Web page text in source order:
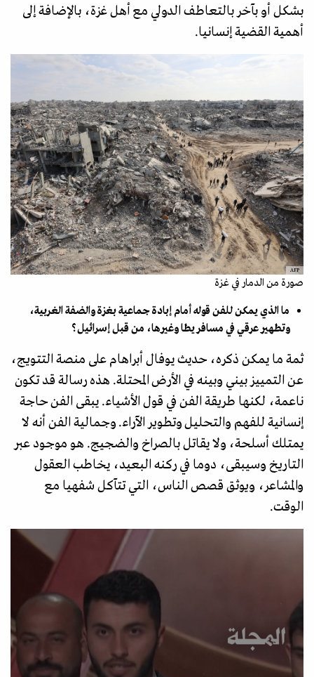
بشكل أو بآخر بالتعاطف الدولي مع أهل غزة، بالإضافة إلى
أهمية القضية إنسانيا.
AFP
صورة من الدمار في غزة
ما الذي يمكن للفن قوله أمام إبادة جماعية بغزة والضفة الغربية،
وتطهير عرقي في مسافر يطا وغيرها، من قبل إسرائيل؟
ثمة ما يمكن ذكره، حديث يوفال أبراهام على منصة التتويج،
عن التمييز بيني وبينه في الأرض المحتلة. هذه رسالة قد تكون
ناعمة، لكنها طريقة الفن في قول الأشياء. يبقى الفن حاجة
إنسانية للفهم والتحليل وتطوير الآراء. وجمالية الفن أنه لا
يمتلك أسلحة، ولا يقاتل بالصراخ والضجيج. هو موجود عبر
التاريخ وسيبقى، دوما في ركنه البعيد، يخاطب العقول
والمشاعر، ويوثق قصص الناس، التي تتآكل شفهيا مع
الوقت.